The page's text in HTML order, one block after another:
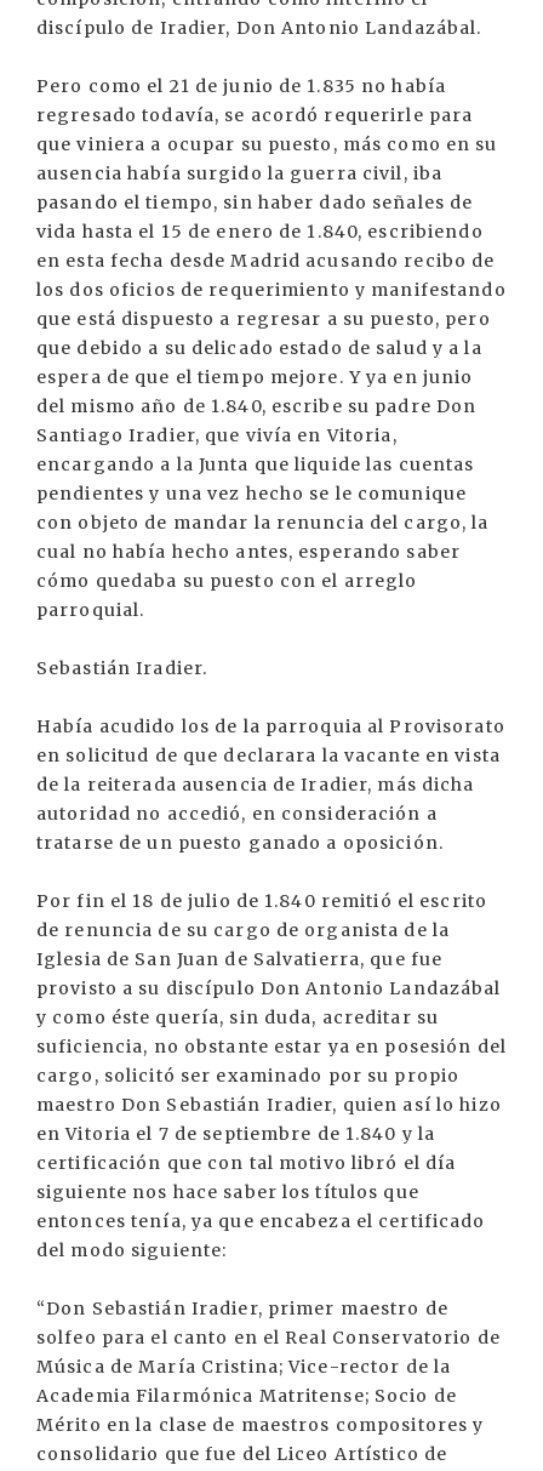
discípulo de Iradier, Don Antonio Landazábal.
Pero como el 21 de junio de 1.835 no había
regresado todavía, se acordó requerirle para
que viniera a ocupar su puesto, más como en su
ausencia había surgido la guerra civil, iba
pasando el tiempo, sin haber dado señales de
vida hasta el 15 de enero de 1.840, escribiendo
en esta fecha desde Madrid acusando recibo de
los dos oficios de requerimiento y manifestando
que está dispuesto a regresar a su puesto, pero
que debido a su delicado estado de salud y a la
espera de que el tiempo mejore. Y ya en junio
del mismo año de 1.840, escribe su padre Don
Santiago Iradier, que vivía en Vitoria,
encargando a la Junta que liquide las cuentas
pendientes y una vez hecho se le comunique
con objeto de mandar la renuncia del cargo, la
cual no había hecho antes, esperando saber
cómo quedaba su puesto con el arreglo
parroquial.
Sebastián Iradier.
Había acudido los de la parroquia al Provisorato
en solicitud de que declarara la vacante en vista
de la reiterada ausencia de Iradier, más dicha
autoridad no accedió, en consideración a
tratarse de un puesto ganado a oposición.
Por fin el 18 de julio de 1.840 remitió el escrito
de renuncia de su cargo de organista de la
Iglesia de San Juan de Salvatierra, que fue
provisto a su discípulo Don Antonio Landazábal
y como éste quería, sin duda, acreditar su
suficiencia, no obstante estar ya en posesión del
cargo, solicitó ser examinado por su propio
maestro Don Sebastián Iradier, quien así lo hizo
en Vitoria el 7 de septiembre de 1.840 y la
certificación que con tal motivo libró el día
siguiente nos hace saber los títulos que
entonces tenía, ya que encabeza el certificado
del modo siguiente:
“Don Sebastián Iradier, primer maestro de
solfeo para el canto en el Real Conservatorio de
Música de María Cristina; Vice-rector de la
Academia Filarmónica Matritense; Socio de
Mérito en la clase de maestros compositores y
consolidario que fue del Liceo Artístico de